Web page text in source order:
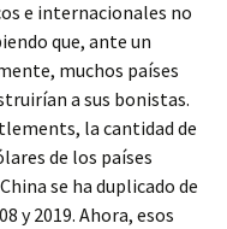
e internacionales no
que, ante un
muchos países
a sus bonistas.
la cantidad de
de los países
se ha duplicado de
y 2019. Ahora, esos